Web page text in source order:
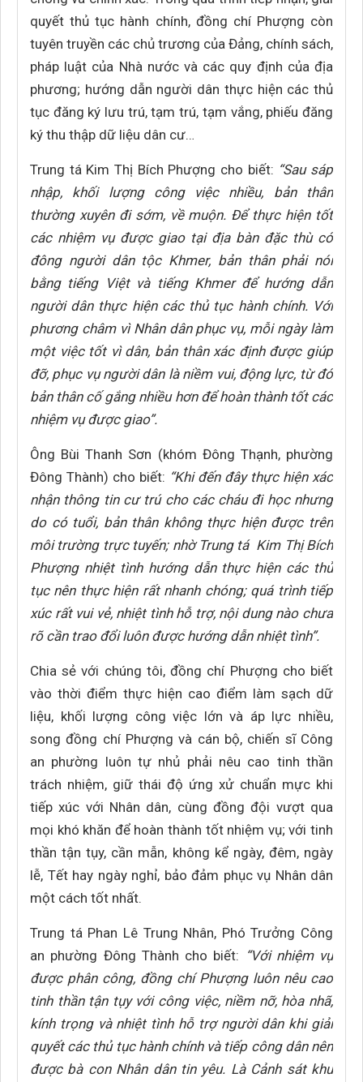
quyết thủ tục hành chính, đồng chí Phượng còn
tuyên truyền các chủ trương của Đảng, chính sách,
pháp luật của Nhà nước và các quy định của địa
phương; hướng dẫn người dân thực hiện các thủ
tục đăng ký lưu trú, tạm trú, tạm vắng, phiếu đăng
ký thu thập dữ liệu dân cư…
Trung tá Kim Thị Bích Phượng cho biết: “Sau sáp
nhập, khối lượng công việc nhiều, bản thân
thường xuyên đi sớm, về muộn. Để thực hiện tốt
các nhiệm vụ được giao tại địa bàn đặc thù có
đông người dân tộc Khmer, bản thân phải nói
bằng tiếng Việt và tiếng Khmer để hướng dẫn
người dân thực hiện các thủ tục hành chính. Với
phương châm vì Nhân dân phục vụ, mỗi ngày làm
một việc tốt vì dân, bản thân xác định được giúp
đỡ, phục vụ người dân là niềm vui, động lực, từ đó
bản thân cố gắng nhiều hơn để hoàn thành tốt các
nhiệm vụ được giao”.
Ông Bùi Thanh Sơn (khóm Đông Thạnh, phường
Đông Thành) cho biết: “Khi đến đây thực hiện xác
nhận thông tin cư trú cho các cháu đi học nhưng
do có tuổi, bản thân không thực hiện được trên
môi trường trực tuyến; nhờ Trung tá Kim Thị Bích
Phượng nhiệt tình hướng dẫn thực hiện các thủ
tục nên thực hiện rất nhanh chóng; quá trình tiếp
xúc rất vui vẻ, nhiệt tình hỗ trợ, nội dung nào chưa
rõ cần trao đổi luôn được hướng dẫn nhiệt tình”.
Chia sẻ với chúng tôi, đồng chí Phượng cho biết
vào thời điểm thực hiện cao điểm làm sạch dữ
liệu, khối lượng công việc lớn và áp lực nhiều,
song đồng chí Phượng và cán bộ, chiến sĩ Công
an phường luôn tự nhủ phải nêu cao tinh thần
trách nhiệm, giữ thái độ ứng xử chuẩn mực khi
tiếp xúc với Nhân dân, cùng đồng đội vượt qua
mọi khó khăn để hoàn thành tốt nhiệm vụ; với tinh
thần tận tụy, cần mẫn, không kể ngày, đêm, ngày
lễ, Tết hay ngày nghỉ, bảo đảm phục vụ Nhân dân
một cách tốt nhất.
Trung tá Phan Lê Trung Nhân, Phó Trưởng Công
an phường Đông Thành cho biết: “Với nhiệm vụ
được phân công, đồng chí Phượng luôn nêu cao
tinh thần tận tụy với công việc, niềm nỡ, hòa nhã,
kính trọng và nhiệt tình hỗ trợ người dân khi giải
quyết các thủ tục hành chính và tiếp công dân nên
được bà con Nhân dân tin yêu. Là Cảnh sát khu